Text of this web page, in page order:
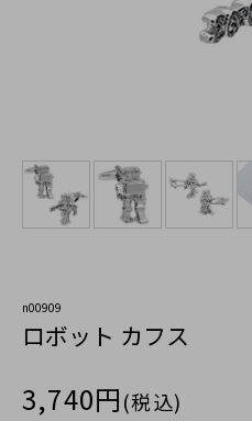
n00909
ロボット カフス
3,740円(税込)